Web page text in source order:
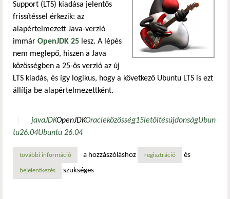
Support (LTS) kiadása jelentős
frissítéssel érkezik: az
alapértelmezett Java-verzió
immár OpenJDK 25 lesz. A lépés
nem meglepő, hiszen a Java
közösségben a 25-ös verzió az új
LTS kiadás, és így logikus, hogy a következő Ubuntu LTS is ezt
állítja be alapértelmezettként.
javaJDKOpenJDKOracleközösség15letöltésújdonságUbun
tu26.04Ubuntu 26.04
további információaz ubuntu 26.04 lts alapértelmezetten már java openjdk
a hozzászóláshoz regisztráció és
bejelentkezés szükséges